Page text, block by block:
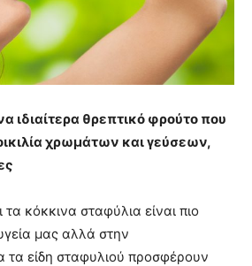
ιδιαίτερα θρεπτικό φρούτο που
χρωμάτων και γεύσεων,
τα κόκκινα σταφύλια είναι πιο
μας αλλά στην
τα είδη σταφυλιού προσφέρουν